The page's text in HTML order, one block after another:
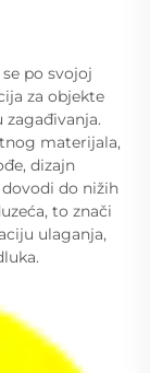
po svojoj
za objekte
materijala,
dizajn
do nižih
to znači
ulaganja,